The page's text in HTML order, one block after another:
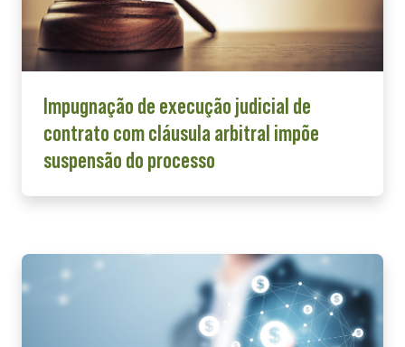
Impugnação de execução judicial de
contrato com cláusula arbitral impõe
suspensão do processo